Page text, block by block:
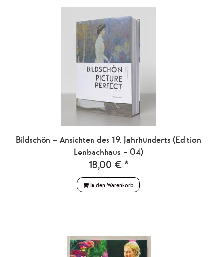
Bildschön – Ansichten des 19. Jahrhunderts (Edition
Lenbachhaus – 04)
18,00 € *
In den Warenkorb